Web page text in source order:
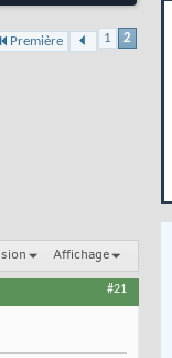
Première 1 2
Affichage
#21